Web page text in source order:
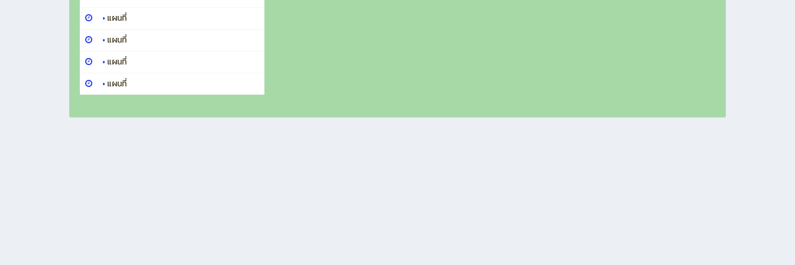
• แผนที่
• แผนที่
• แผนที่
• แผนที่